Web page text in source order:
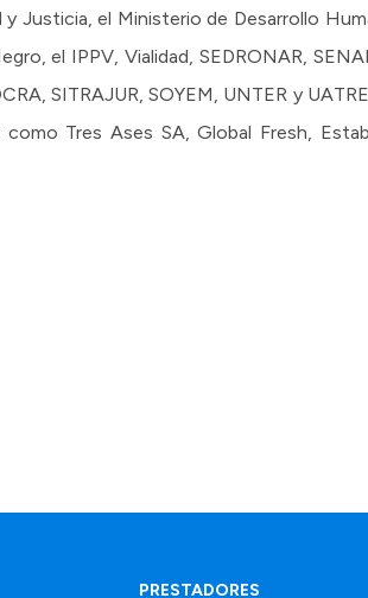
Justicia, el Ministerio de Desarrollo
el IPPV, Vialidad, SEDRONAR,
SITRAJUR, SOYEM, UNTER y
Tres Ases SA, Global Fresh,
PRESTADORES